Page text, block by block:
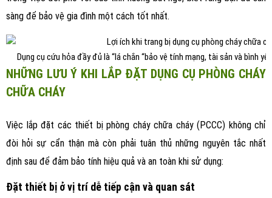
sàng để bảo vệ gia đình một cách tốt nhất.
Dụng cụ cứu hỏa đầy đủ là “lá chắn “bảo vệ tính mạng, tài sản và bình
NHỮNG LƯU Ý KHI LẮP ĐẶT DỤNG CỤ PHÒNG CHÁY
CHỮA CHÁY
Việc lắp đặt các thiết bị phòng cháy chữa cháy (PCCC) không chỉ
đòi hỏi sự cẩn thận mà còn phải tuân thủ những nguyên tắc nhất
định sau để đảm bảo tính hiệu quả và an toàn khi sử dụng:
Đặt thiết bị ở vị trí dễ tiếp cận và quan sát